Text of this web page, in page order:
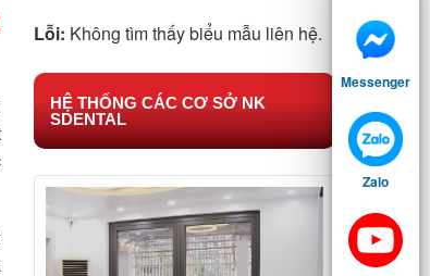
Lỗi: Không tìm thấy biểu mẫu liên hệ.
HỆ THỐNG CÁC CƠ SỞ NK
SDENTAL
Messenger
Zalo